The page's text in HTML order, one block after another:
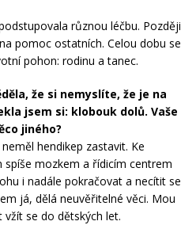
různou léčbu. Později
pomoc ostatních. Celou dobu se
pohon: rodinu a tanec.
že si nemyslíte, že je na
jsem si: klobouk dolů. Vaše
jiného?
hendikep zastavit. Ke
mozkem a řídicím centrem
i nadále pokračovat a necítit se
já, dělá neuvěřitelné věci. Mou
se do dětských let.